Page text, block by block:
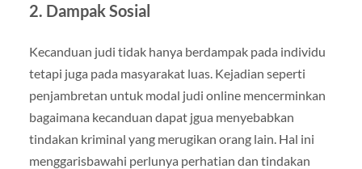
2. Dampak Sosial
Kecanduan judi tidak hanya berdampak pada individu
tetapi juga pada masyarakat luas. Kejadian seperti
penjambretan untuk modal judi online mencerminkan
bagaimana kecanduan dapat jgua menyebabkan
tindakan kriminal yang merugikan orang lain. Hal ini
menggarisbawahi perlunya perhatian dan tindakan